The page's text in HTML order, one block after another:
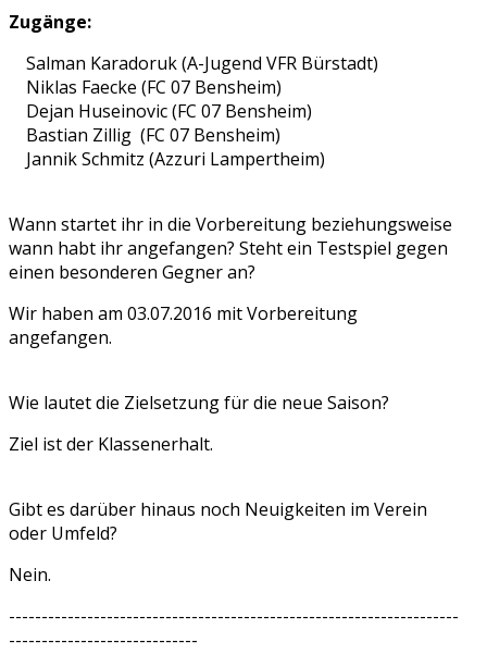
Zugänge:
Salman Karadoruk (A-Jugend VFR Bürstadt)
Niklas Faecke (FC 07 Bensheim)
Dejan Huseinovic (FC 07 Bensheim)
Bastian Zillig (FC 07 Bensheim)
Jannik Schmitz (Azzuri Lampertheim)
Wann startet ihr in die Vorbereitung beziehungsweise
wann habt ihr angefangen? Steht ein Testspiel gegen
einen besonderen Gegner an?
Wir haben am 03.07.2016 mit Vorbereitung
angefangen.
Wie lautet die Zielsetzung für die neue Saison?
Ziel ist der Klassenerhalt.
Gibt es darüber hinaus noch Neuigkeiten im Verein
oder Umfeld?
Nein.
---------------------------------------------------------------------
-----------------------------